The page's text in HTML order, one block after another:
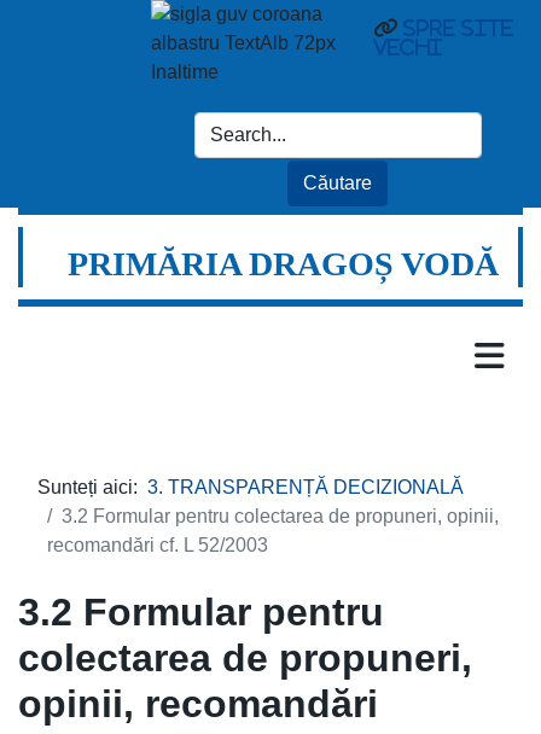
spre site
vechi
PRIMĂRIA DRAGOȘ VODĂ
Sunteți aici: 3. TRANSPARENȚĂ DECIZIONALĂ
3.2 Formular pentru colectarea de propuneri, opinii,
recomandări cf. L 52/2003
3.2 Formular pentru
colectarea de propuneri,
opinii, recomandări